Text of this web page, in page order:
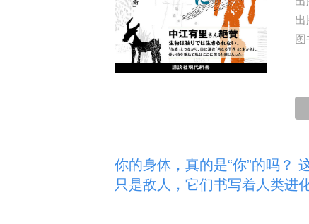
出
图
你的身体，真的是“你”的吗？
只是敌人，它们书写着人类进